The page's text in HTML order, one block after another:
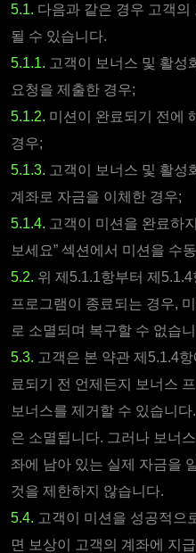
5.1. 다음과 같은 경우 고객
될 수 있습니다.
5.1.1. 고객이 보너스 및 활성
요청을 제출한 경우;
5.1.2. 미션이 완료되기 전에
경우;
5.1.3. 고객이 보너스 및 활성
계좌로 자금을 이체한 경우;
5.1.4. 고객이 미션을 완료하
보세요” 섹션에서 미션을 수
5.2. 위 제5.1.1항부터 제
프로그램이 종료되는 경우,
로 소멸되며 복구할 수 없습
5.3. 고객은 본 약관 제5.1.4
료되기 전 언제든지 보너스
보너스를 제거할 수 있습니
은 소멸됩니다. 그러나 보너
좌에 남아 있는 실제 자금을
것을 제한하지 않습니다.
5.4. 고객이 미션을 성공적으
면 보상이 고객의 계좌에 지